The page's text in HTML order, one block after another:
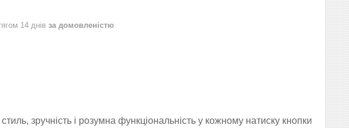
14 днів за домовленістю
зручність і розумна функціональність у кожному натиску кнопки